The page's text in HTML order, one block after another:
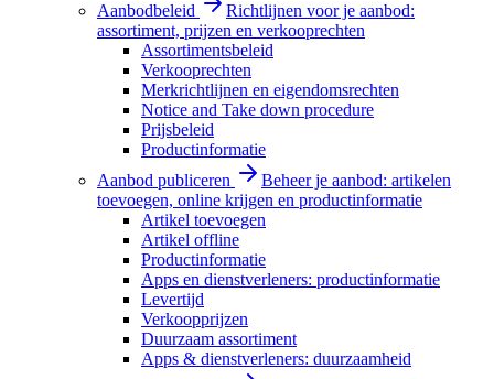
Aanbodbeleid
Richtlijnen voor je aanbod:
assortiment, prijzen en verkooprechten
Assortimentsbeleid
Verkooprechten
Merkrichtlijnen en eigendomsrechten
Notice and Take down procedure
Prijsbeleid
Productinformatie
Aanbod publiceren
Beheer je aanbod: artikelen
toevoegen, online krijgen en productinformatie
Artikel toevoegen
Artikel offline
Productinformatie
Apps en dienstverleners: productinformatie
Levertijd
Verkoopprijzen
Duurzaam assortiment
Apps & dienstverleners: duurzaamheid